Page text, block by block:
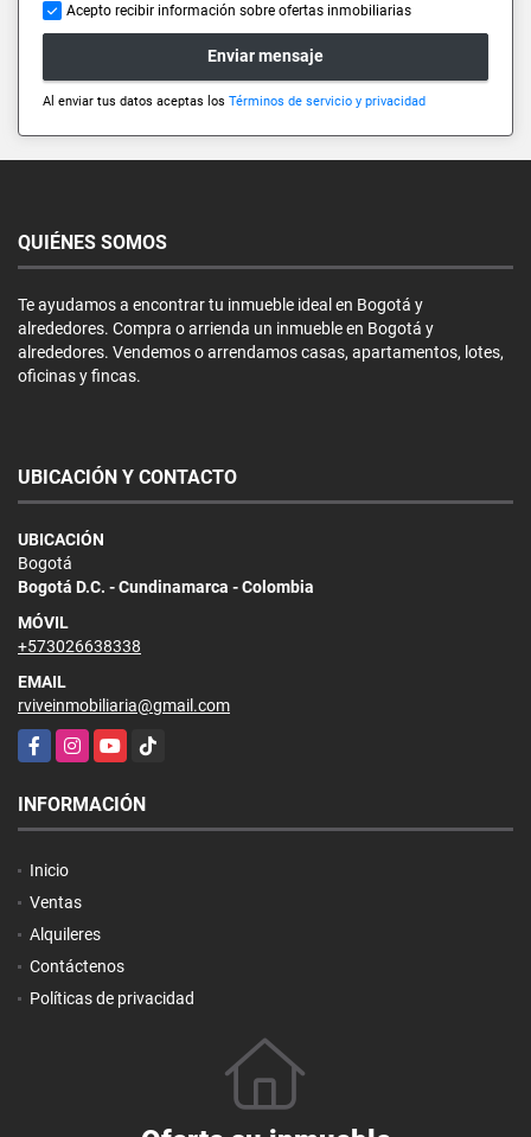
Acepto recibir información sobre ofertas inmobiliarias
Enviar mensaje
Al enviar tus datos aceptas los Términos de servicio y privacidad
QUIÉNES SOMOS
Te ayudamos a encontrar tu inmueble ideal en Bogotá y
alrededores. Compra o arrienda un inmueble en Bogotá y
alrededores. Vendemos o arrendamos casas, apartamentos, lotes,
oficinas y fincas.
UBICACIÓN Y CONTACTO
UBICACIÓN
Bogotá
Bogotá D.C. - Cundinamarca - Colombia
MÓVIL
+573026638338
EMAIL
rviveinmobiliaria@gmail.com
FacebookInstagramYouTubeTikTok
INFORMACIÓN
Inicio
Ventas
Alquileres
Contáctenos
Políticas de privacidad